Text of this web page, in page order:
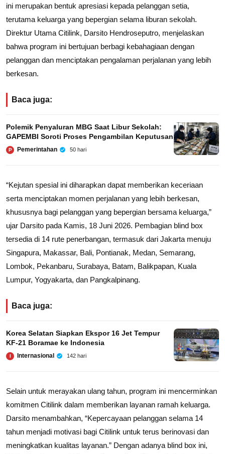
ini merupakan bentuk apresiasi kepada pelanggan setia,
terutama keluarga yang bepergian selama liburan sekolah.
Direktur Utama Citilink, Darsito Hendroseputro, menjelaskan
bahwa program ini bertujuan berbagi kebahagiaan dengan
pelanggan dan menciptakan pengalaman perjalanan yang lebih
berkesan.
Baca juga:
Polemik Penyaluran MBG Saat Libur Sekolah:
GAPEMBI Soroti Proses Pengambilan Keputusan
P Pemerintahan 50 hari
“Kejutan spesial ini diharapkan dapat memberikan keceriaan
serta menciptakan momen perjalanan yang lebih berkesan,
khususnya bagi pelanggan yang bepergian bersama keluarga,”
ujar Darsito pada Kamis, 18 Juni 2026. Pembagian blind box
tersedia di 14 rute penerbangan, termasuk dari Jakarta menuju
Singapura, Makassar, Bali, Pontianak, Medan, Semarang,
Lombok, Pekanbaru, Surabaya, Batam, Balikpapan, Kuala
Lumpur, Yogyakarta, dan Pangkalpinang.
Baca juga:
Korea Selatan Siapkan Ekspor 16 Jet Tempur
KF‑21 Boramae ke Indonesia
I Internasional 142 hari
Selain untuk merayakan ulang tahun, program ini mencerminkan
komitmen Citilink dalam memberikan layanan ramah keluarga.
Darsito menambahkan, “Kepercayaan pelanggan selama 14
tahun menjadi motivasi bagi Citilink untuk terus berinovasi dan
meningkatkan kualitas layanan.” Dengan adanya blind box ini,